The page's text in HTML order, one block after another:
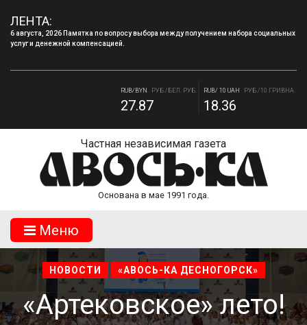
ЛЕНТА:
4 августа, 2026 «Мы встретимся снова!!!»: как завершилась вторая лагерная
услуг и денежной компенсацией.
РУБ./ДОЛЛАР RUB/EUR
RUB/BYN РУБ./БЕЛ. РУБ.
27.87
RUB/ 10 UAH РУБ./10 ГРИВНА.
18.36
Частная независимая газета
Основана в мае 1991 года.
Mеню
НОВОСТИ «АВОСЬ-КА ДЕСНОГОРСК»
«Артековское» лето!